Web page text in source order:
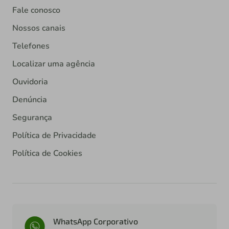
Fale conosco
Nossos canais
Telefones
Localizar uma agência
Ouvidoria
Denúncia
Segurança
Política de Privacidade
Política de Cookies
WhatsApp Corporativo